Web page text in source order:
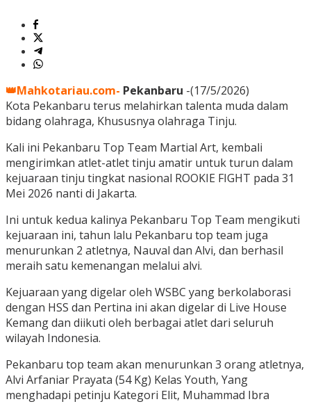
👑Mahkotariau.com- Pekanbaru -(17/5/2026)
Kota Pekanbaru terus melahirkan talenta muda dalam
bidang olahraga, Khususnya olahraga Tinju.
Kali ini Pekanbaru Top Team Martial Art, kembali
mengirimkan atlet-atlet tinju amatir untuk turun dalam
kejuaraan tinju tingkat nasional ROOKIE FIGHT pada 31
Mei 2026 nanti di Jakarta.
Ini untuk kedua kalinya Pekanbaru Top Team mengikuti
kejuaraan ini, tahun lalu Pekanbaru top team juga
menurunkan 2 atletnya, Nauval dan Alvi, dan berhasil
meraih satu kemenangan melalui alvi.
Kejuaraan yang digelar oleh WSBC yang berkolaborasi
dengan HSS dan Pertina ini akan digelar di Live House
Kemang dan diikuti oleh berbagai atlet dari seluruh
wilayah Indonesia.
Pekanbaru top team akan menurunkan 3 orang atletnya,
Alvi Arfaniar Prayata (54 Kg) Kelas Youth, Yang
menghadapi petinju Kategori Elit, Muhammad Ibra